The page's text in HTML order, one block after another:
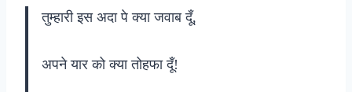
तुम्हारी इस अदा पे क्या जवाब दूँ,
अपने यार को क्या तोहफा दूँ!